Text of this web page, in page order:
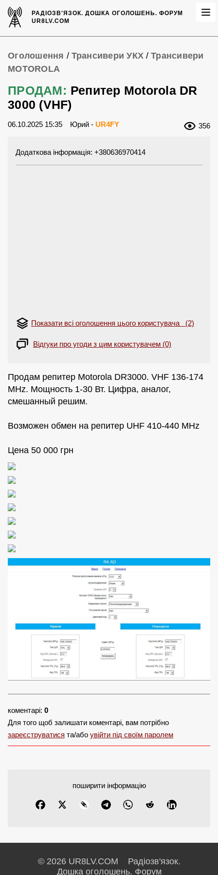
РАДІОЗВ'ЯЗОК.ДОШКА ОГОЛОШЕНЬ. ФОРУМ
UR8LV.COM
Оголошення / Трансивери УКХ / Трансивери
MOTOROLA
ПРОДАМ: Репитер Motorola DR
3000 (VHF)
06.10.2025 15:35 Юрий - UR4FY 356
Додаткова інформація: +380636970414
Показати всі оголошення цього користувача (2)
Відгуки про угоди з цим користувачем (0)
Продам репитер Motorola DR3000. VHF 136-174
MHz. Мощность 1-30 Вт. Цифра, аналог,
смешанный решим.
Возможен обмен на репитер UHF 410-440 MHz
Цена 50 000 грн
коментарі: 0
Для того щоб залишати коментарі, вам потрібно
зареєструватися та/або увійти під своїм паролем
поширити інформацію
© 2026 UR8LV.COM Радіозв'язок.
Дошка оголошень. Форум